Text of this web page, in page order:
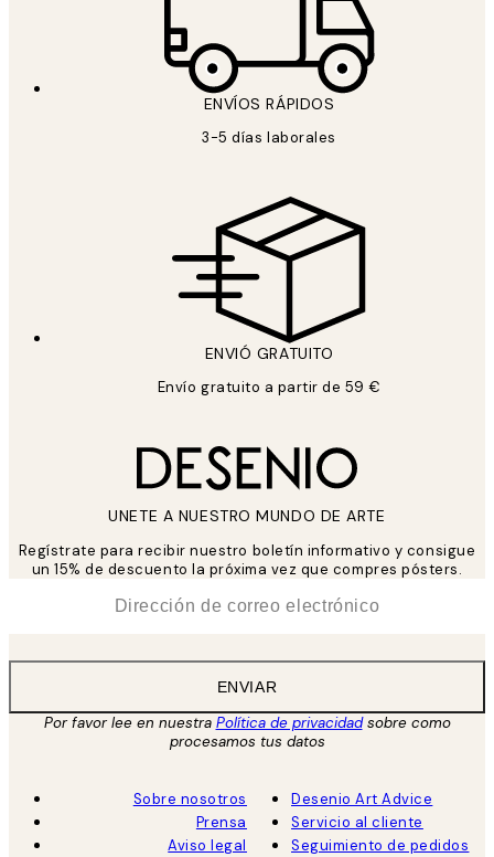
ENVÍOS RÁPIDOS
3-5 días laborales
ENVIÓ GRATUITO
Envío gratuito a partir de 59 €
UNETE A NUESTRO MUNDO DE ARTE
Regístrate para recibir nuestro boletín informativo y consigue
un 15% de descuento la próxima vez que compres pósters.
ENVIAR
Por favor lee en nuestra Política de privacidadsobre como
procesamos tus datos
Sobre nosotros
Prensa
Aviso legal
Desenio Art Advice
Servicio al cliente
Seguimiento de pedidos